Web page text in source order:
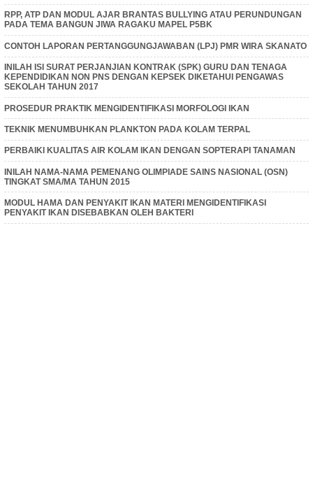
RPP, ATP DAN MODUL AJAR BRANTAS BULLYING ATAU PERUNDUNGAN
PADA TEMA BANGUN JIWA RAGAKU MAPEL P5BK
CONTOH LAPORAN PERTANGGUNGJAWABAN (LPJ) PMR WIRA SKANATO
INILAH ISI SURAT PERJANJIAN KONTRAK (SPK) GURU DAN TENAGA
KEPENDIDIKAN NON PNS DENGAN KEPSEK DIKETAHUI PENGAWAS
SEKOLAH TAHUN 2017
PROSEDUR PRAKTIK MENGIDENTIFIKASI MORFOLOGI IKAN
TEKNIK MENUMBUHKAN PLANKTON PADA KOLAM TERPAL
PERBAIKI KUALITAS AIR KOLAM IKAN DENGAN SOPTERAPI TANAMAN
INILAH NAMA-NAMA PEMENANG OLIMPIADE SAINS NASIONAL (OSN)
TINGKAT SMA/MA TAHUN 2015
MODUL HAMA DAN PENYAKIT IKAN MATERI MENGIDENTIFIKASI
PENYAKIT IKAN DISEBABKAN OLEH BAKTERI